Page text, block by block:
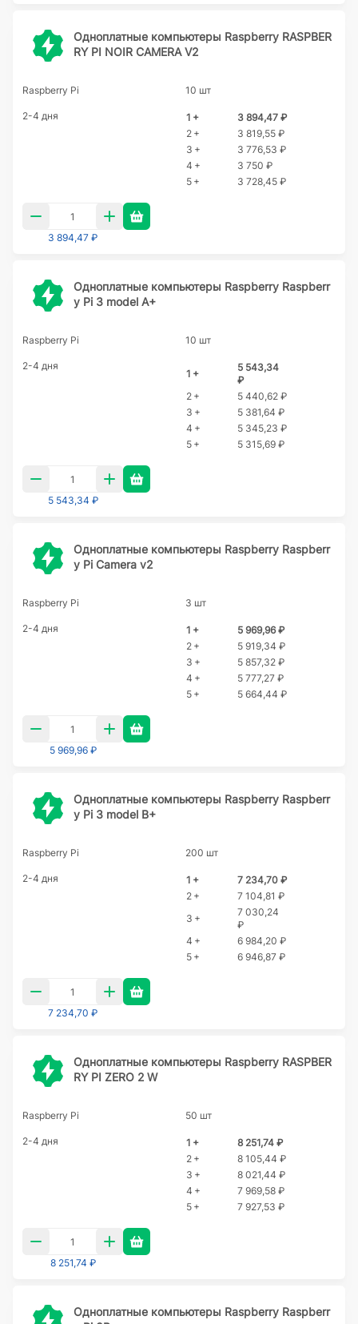
Одноплатные компьютеры Raspberry RASPBER
RY PI NOIR CAMERA V2
Raspberry Pi 10 шт
2-4 дня 1 +
3 894,47 ₽
2 +
3 819,55 ₽
3 +
3 776,53 ₽
4 +
3 750 ₽
5 +
3 728,45 ₽
3 894,47 ₽
Одноплатные компьютеры Raspberry Raspberr
y Pi 3 model A+
Raspberry Pi 10 шт
2-4 дня
1 +
5 543,34
₽
2 +
5 440,62 ₽
3 +
5 381,64 ₽
4 +
5 345,23 ₽
5 +
5 315,69 ₽
5 543,34 ₽
Одноплатные компьютеры Raspberry Raspberr
y Pi Camera v2
Raspberry Pi 3 шт
2-4 дня 1 +
5 969,96 ₽
2 +
5 919,34 ₽
3 +
5 857,32 ₽
4 +
5 777,27 ₽
5 +
5 664,44 ₽
5 969,96 ₽
Одноплатные компьютеры Raspberry Raspberr
y Pi 3 model B+
Raspberry Pi 200 шт
2-4 дня 1 +
7 234,70 ₽
2 +
7 104,81 ₽
3 +
7 030,24
₽
4 +
6 984,20 ₽
5 +
6 946,87 ₽
7 234,70 ₽
Одноплатные компьютеры Raspberry RASPBER
RY PI ZERO 2 W
Raspberry Pi 50 шт
2-4 дня 1 +
8 251,74 ₽
2 +
8 105,44 ₽
3 +
8 021,44 ₽
4 +
7 969,58 ₽
5 +
7 927,53 ₽
8 251,74 ₽
Одноплатные компьютеры Raspberry Raspberr